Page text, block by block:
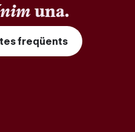
una.
freqüents